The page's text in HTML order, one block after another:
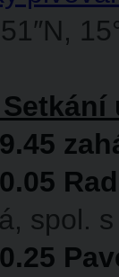
spol.